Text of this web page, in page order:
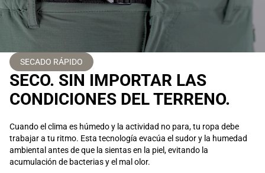
SECADO RÁPIDO
SECO. SIN IMPORTAR LAS
CONDICIONES DEL TERRENO.
Cuando el clima es húmedo y la actividad no para, tu ropa debe
trabajar a tu ritmo. Esta tecnología evacúa el sudor y la humedad
ambiental antes de que la sientas en la piel, evitando la
acumulación de bacterias y el mal olor.